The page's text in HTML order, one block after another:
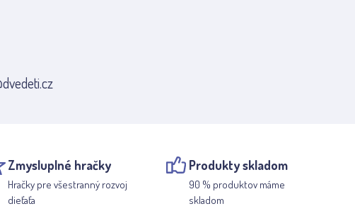
Zmysluplné hračky
Hračky pre všestranný rozvoj
dieťaťa
Produkty skladom
90 % produktov máme
skladom